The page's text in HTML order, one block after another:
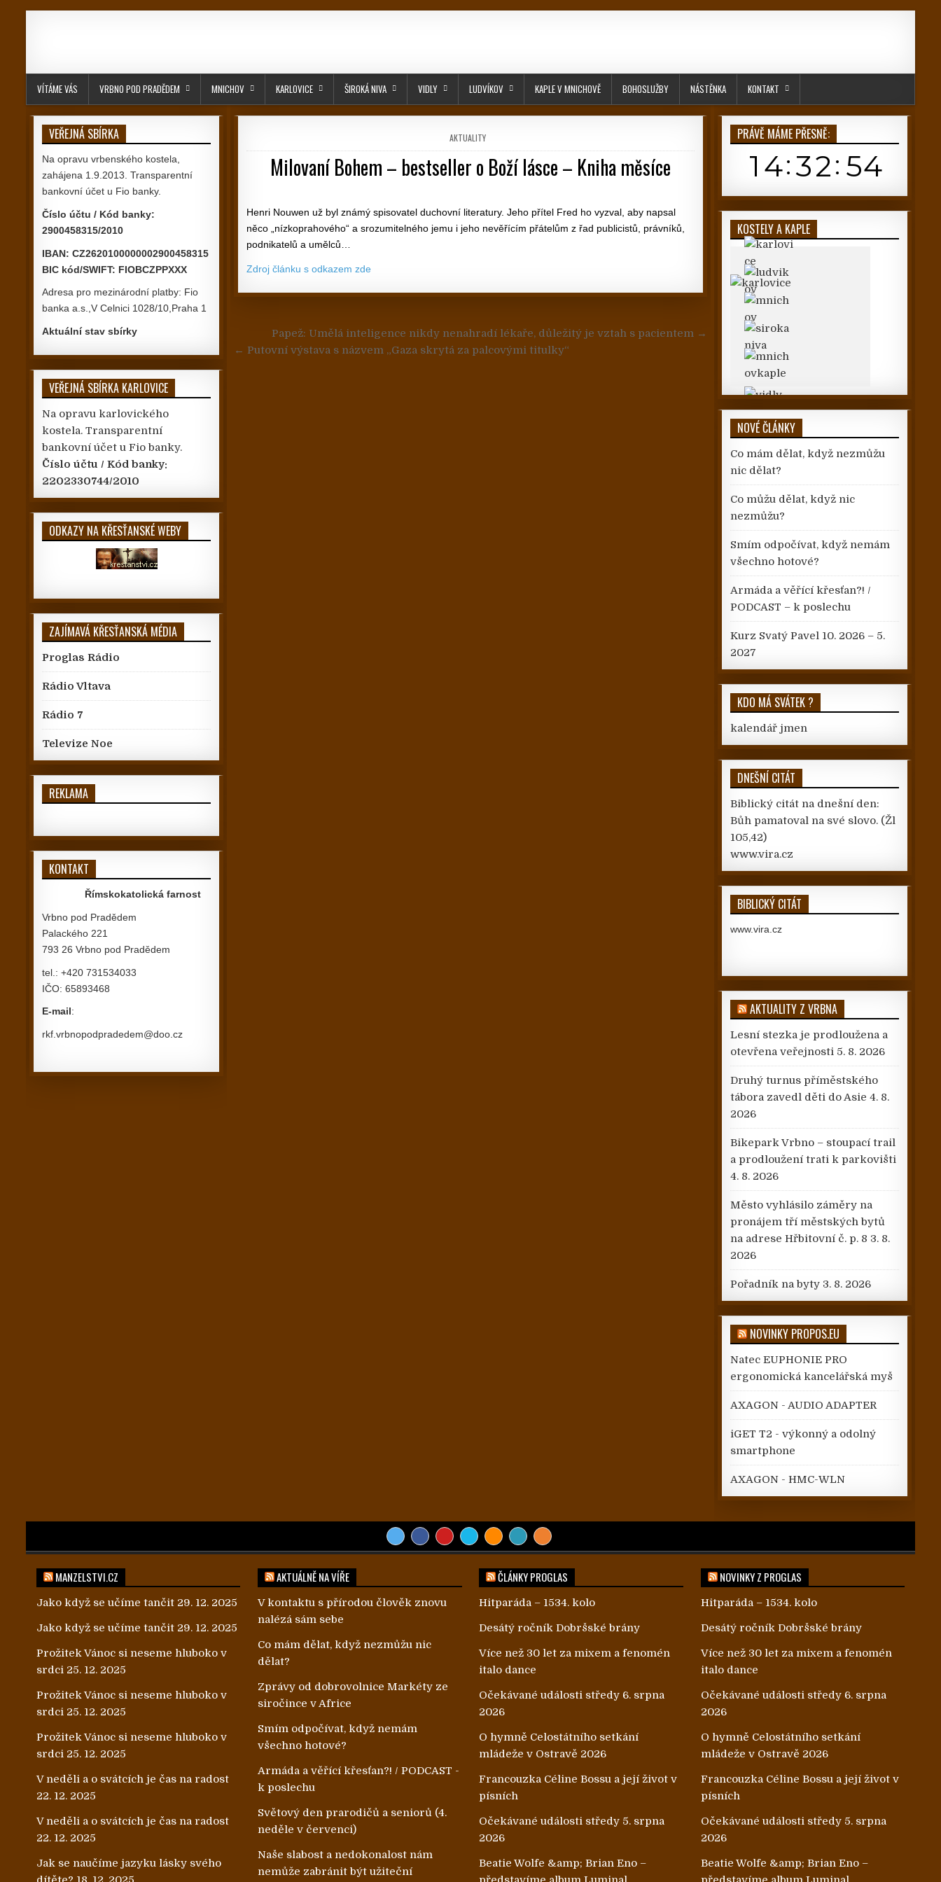
VÍTÁME VÁS VRBNO POD PRADĚDEM MNICHOV KARLOVICE ŠIROKÁ NIVA VIDLY LUDVÍKOV KAPLE V MNICHOVĚ BOHOSLUŽBY NÁSTĚNKA KONTAKT
POSTED IN
AKTUALITY
Milovaní Bohem – bestseller o Boží lásce – Kniha měsíce
Henri Nouwen už byl známý spisovatel duchovní literatury. Jeho přítel Fred ho vyzval, aby napsal
něco „nízkoprahového“ a srozumitelného jemu i jeho nevěřícím přátelům z řad publicistů, právníků,
podnikatelů a umělců…
Zdroj článku s odkazem zde
Navigace pro příspěvek
Papež: Umělá inteligence nikdy nenahradí lékaře, důležitý je vztah s pacientem →
← Putovní výstava s názvem „Gaza skrytá za palcovými titulky“
VEŘEJNÁ SBÍRKA
Na opravu vrbenského kostela,
zahájena 1.9.2013. Transparentní
bankovní účet u Fio banky.
Číslo účtu / Kód banky:
2900458315/2010
IBAN: CZ2620100000002900458315
BIC kód/SWIFT: FIOBCZPPXXX
Adresa pro mezinárodní platby: Fio
banka a.s.,V Celnici 1028/10,Praha 1
Aktuální stav sbírky
VEŘEJNÁ SBÍRKA KARLOVICE
Na opravu karlovického
kostela. Transparentní
bankovní účet u Fio banky.
Číslo účtu / Kód banky:
2202330744/2010
ODKAZY NA KŘESŤANSKÉ WEBY
ZAJÍMAVÁ KŘESŤANSKÁ MÉDIA
Proglas Rádio
Rádio Vltava
Rádio 7
Televize Noe
REKLAMA
KONTAKT
Římskokatolická farnost
Vrbno pod Pradědem
Palackého 221
793 26 Vrbno pod Pradědem
tel.: +420 731534033
IČO: 65893468
E-mail:
rkf.vrbnopodpradedem@doo.cz
PRÁVĚ MÁME PŘESNĚ:
KOSTELY A KAPLE
NOVÉ ČLÁNKY
Co mám dělat, když nezmůžu
nic dělat?
Co můžu dělat, když nic
nezmůžu?
Smím odpočívat, když nemám
všechno hotové?
Armáda a věřící křesťan?! /
PODCAST – k poslechu
Kurz Svatý Pavel 10. 2026 – 5.
2027
KDO MÁ SVÁTEK ?
kalendář jmen
DNEŠNÍ CITÁT
Biblický citát na dnešní den:
Bůh pamatoval na své slovo. (Žl
105,42)
www.vira.cz
BIBLICKÝ CITÁT
www.vira.cz
AKTUALITY Z VRBNA
Lesní stezka je prodloužena a
otevřena veřejnosti 5. 8. 2026
Druhý turnus příměstského
tábora zavedl děti do Asie 4. 8.
2026
Bikepark Vrbno – stoupací trail
a prodloužení trati k parkovišti
4. 8. 2026
Město vyhlásilo záměry na
pronájem tří městských bytů
na adrese Hřbitovní č. p. 8 3. 8.
2026
Pořadník na byty 3. 8. 2026
NOVINKY PROPOS.EU
Natec EUPHONIE PRO
ergonomická kancelářská myš
AXAGON - AUDIO ADAPTER
iGET T2 - výkonný a odolný
smartphone
AXAGON - HMC-WLN
MANZELSTVI.CZ
Jako když se učíme tančit 29. 12. 2025
Jako když se učíme tančit 29. 12. 2025
Prožitek Vánoc si neseme hluboko v
srdci 25. 12. 2025
Prožitek Vánoc si neseme hluboko v
srdci 25. 12. 2025
Prožitek Vánoc si neseme hluboko v
srdci 25. 12. 2025
V neděli a o svátcích je čas na radost
22. 12. 2025
V neděli a o svátcích je čas na radost
22. 12. 2025
Jak se naučíme jazyku lásky svého
AKTUÁLNĚ NA VÍŘE
V kontaktu s přírodou člověk znovu
nalézá sám sebe
Co mám dělat, když nezmůžu nic
dělat?
Zprávy od dobrovolnice Markéty ze
siročince v Africe
Smím odpočívat, když nemám
všechno hotové?
Armáda a věřící křesťan?! / PODCAST -
k poslechu
Světový den prarodičů a seniorů (4.
neděle v červenci)
Naše slabost a nedokonalost nám
nemůže zabránit být užiteční
ČLÁNKY PROGLAS
Hitparáda – 1534. kolo
Desátý ročník Dobršské brány
Více než 30 let za mixem a fenomén
italo dance
Očekávané události středy 6. srpna
2026
O hymně Celostátního setkání
mládeže v Ostravě 2026
Francouzka Céline Bossu a její život v
písních
Očekávané události středy 5. srpna
2026
Beatie Wolfe &amp; Brian Eno –
NOVINKY Z PROGLAS
Hitparáda – 1534. kolo
Desátý ročník Dobršské brány
Více než 30 let za mixem a fenomén
italo dance
Očekávané události středy 6. srpna
2026
O hymně Celostátního setkání
mládeže v Ostravě 2026
Francouzka Céline Bossu a její život v
písních
Očekávané události středy 5. srpna
2026
Beatie Wolfe &amp; Brian Eno –